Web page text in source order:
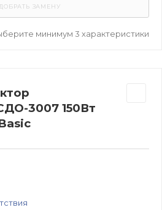
минимум 3 характеристики
3007 150Вт